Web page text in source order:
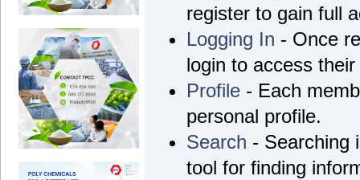
register to gain full
Logging In - Once
login to access
Profile - Each
personal profile.
Search - Searching
tool for finding